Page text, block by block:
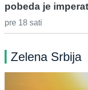
pobeda je
pre 18 sati
Zelena Srbija